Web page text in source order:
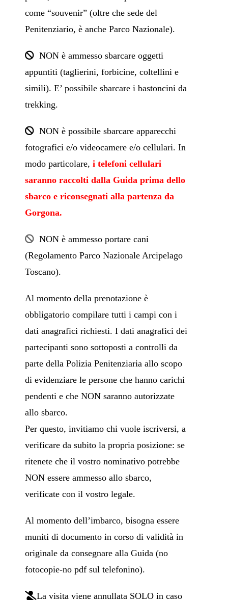
come “souvenir” (oltre che sede del
Penitenziario, è anche Parco Nazionale).
NON è ammesso sbarcare oggetti
appuntiti (taglierini, forbicine, coltellini e
simili). E’ possibile sbarcare i bastoncini da
trekking.
NON è possibile sbarcare apparecchi
fotografici e/o videocamere e/o cellulari. In
modo particolare, i telefoni cellulari
saranno raccolti dalla Guida prima dello
sbarco e riconsegnati alla partenza da
Gorgona.
NON è ammesso portare cani
(Regolamento Parco Nazionale Arcipelago
Toscano).
Al momento della prenotazione è
obbligatorio compilare tutti i campi con i
dati anagrafici richiesti. I dati anagrafici dei
partecipanti sono sottoposti a controlli da
parte della Polizia Penitenziaria allo scopo
di evidenziare le persone che hanno carichi
pendenti e che NON saranno autorizzate
allo sbarco.
Per questo, invitiamo chi vuole iscriversi, a
verificare da subito la propria posizione: se
ritenete che il vostro nominativo potrebbe
NON essere ammesso allo sbarco,
verificate con il vostro legale.
Al momento dell’imbarco, bisogna essere
muniti di documento in corso di validità in
originale da consegnare alla Guida (no
fotocopie-no pdf sul telefonino).
La visita viene annullata SOLO in caso